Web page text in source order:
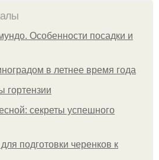
Особенности посадки и
в летнее время года
гортензии
секреты успешного
подготовки черенков к